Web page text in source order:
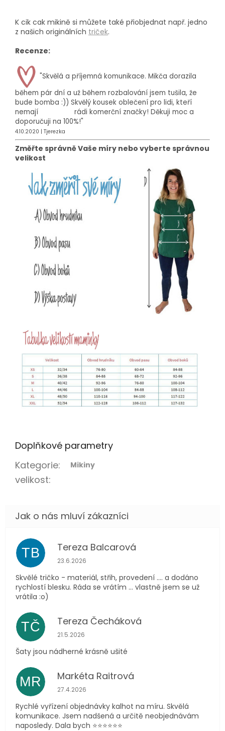
K cik cak mikině si můžete také přiobjednat např. jedno
z našich originálních triček.
Recenze:
"Skvělá a příjemná komunikace. Mikča dorazila
během pár dní a už během rozbalování jsem tušila, že
bude bomba :)) Skvělý kousek oblečení pro lidi, kteří
nemají rádi komerční značky! Děkuji moc a
doporučuji na 100%!"
4.10.2020 | Tjerezka
Změřte správně Vaše míry nebo vyberte správnou
velikost
Doplňkové parametry
Kategorie: Mikiny
velikost:
TB Tereza Balcarová
Hodnocení obchodu je 5 z 5 hvězdiček.
23.6.2026
Skvělé tričko - materiál, střih, provedení .... a dodáno
rychlostí blesku. Ráda se vrátím ... vlastně jsem se už
vrátila :o)
TČ Tereza Čecháková
Hodnocení obchodu je 5 z 5 hvězdiček.
21.5.2026
Šaty jsou nádherné krásně ušité
MR Markéta Raitrová
Hodnocení obchodu je 5 z 5 hvězdiček.
27.4.2026
Rychlé vyřízení objednávky kalhot na míru. Skvělá
komunikace. Jsem nadšená a určitě neobjednávám
naposledy. Dala bych ⭐️⭐️⭐️⭐️⭐️⭐️